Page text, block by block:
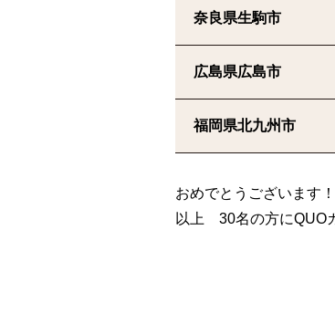
奈良県生駒市
広島県広島市
福岡県北九州市
おめでとうございます！
以上 30名の方にQUO